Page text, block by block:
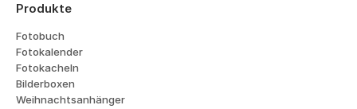
Produkte
Fotobuch
Fotokalender
Fotokacheln
Bilderboxen
Weihnachtsanhänger